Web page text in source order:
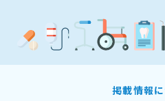
掲載情報